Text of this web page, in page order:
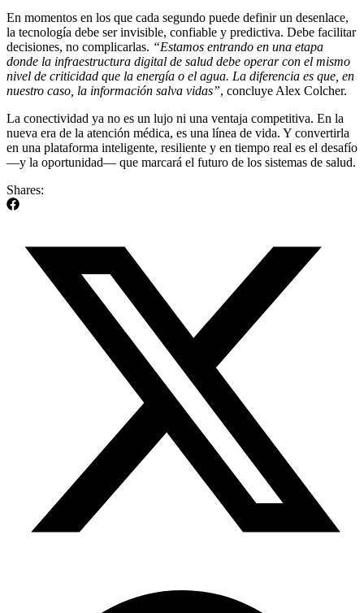
En momentos en los que cada segundo puede definir un desenlace,
la tecnología debe ser invisible, confiable y predictiva. Debe facilitar
decisiones, no complicarlas. “Estamos entrando en una etapa
donde la infraestructura digital de salud debe operar con el mismo
nivel de criticidad que la energía o el agua. La diferencia es que, en
nuestro caso, la información salva vidas”, concluye Alex Colcher.
La conectividad ya no es un lujo ni una ventaja competitiva. En la
nueva era de la atención médica, es una línea de vida. Y convertirla
en una plataforma inteligente, resiliente y en tiempo real es el desafío
—y la oportunidad— que marcará el futuro de los sistemas de salud.
Shares: